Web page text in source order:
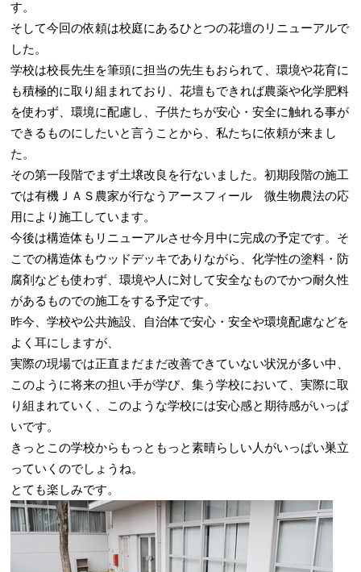
す。
そして今回の依頼は校庭にあるひとつの花壇のリニューアルで
した。
学校は校長先生を筆頭に担当の先生もおられて、環境や花育に
も積極的に取り組まれており、花壇もできれば農薬や化学肥料
を使わず、環境に配慮し、子供たちが安心・安全に触れる事が
できるものにしたいと言うことから、私たちに依頼が来まし
た。
その第一段階でまず土壌改良を行ないました。初期段階の施工
では有機ＪＡＳ農家が行なうアースフィール 微生物農法の応
用により施工しています。
今後は構造体もリニューアルさせ今月中に完成の予定です。そ
こでの構造体もウッドデッキでありながら、化学性の塗料・防
腐剤なども使わず、環境や人に対して安全なものでかつ耐久性
があるものでの施工をする予定です。
昨今、学校や公共施設、自治体で安心・安全や環境配慮などを
よく耳にしますが、
実際の現場では正直まだまだ改善できていない状況が多い中、
このように将来の担い手が学び、集う学校において、実際に取
り組まれていく、このような学校には安心感と期待感がいっぱ
いです。
きっとこの学校からもっともっと素晴らしい人がいっぱい巣立
っていくのでしょうね。
とても楽しみです。